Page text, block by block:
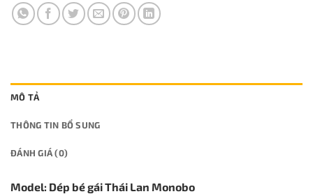
MÔ TẢ
THÔNG TIN BỔ SUNG
ĐÁNH GIÁ (0)
Model: Dép bé gái Thái Lan Monobo